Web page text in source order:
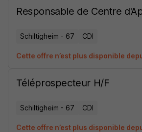
Responsable de Centre
Schiltigheim - 67 CDI
Cette offre n’est plus disponible
Téléprospecteur H/F
Schiltigheim - 67 CDI
Cette offre n’est plus disponible